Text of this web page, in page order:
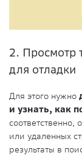
2. Просмотр
для отладки
Для этого нужно
и узнать, как
соответственно,
или удаленных
результаты в